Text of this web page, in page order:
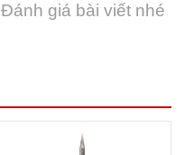
Đánh giá bài viết nhé